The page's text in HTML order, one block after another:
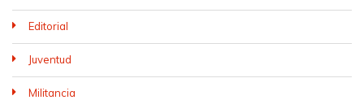
Editorial
Juventud
Militancia